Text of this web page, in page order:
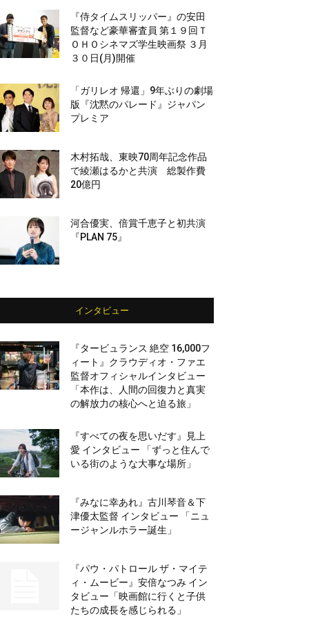
『侍タイムスリッパー』の安田
監督など豪華審査員 第１９回Ｔ
ＯＨＯシネマズ学生映画祭 ３月
３０日(月)開催
「ガリレオ 帰還」9年ぶりの劇場
版『沈黙のパレード』ジャパン
プレミア
木村拓哉、東映70周年記念作品
で綾瀬はるかと共演 総製作費
20億円
河合優実、倍賞千恵子と初共演
『PLAN 75』
インタビュー
『タービュランス 絶空 16,000フ
ィート』クラウディオ・ファエ
監督オフィシャルインタビュー
「本作は、人間の回復力と真実
の解放力の核心へと迫る旅」
『すべての夜を思いだす』見上
愛 インタビュー 「ずっと住んで
いる街のような大事な場所」
『みなに幸あれ』古川琴音＆下
津優太監督 インタビュー 「ニュ
ージャンルホラー誕生」
『パウ・パトロール ザ・マイテ
ィ・ムービー』安倍なつみ イン
タビュー「映画館に行くと子供
たちの成長を感じられる」